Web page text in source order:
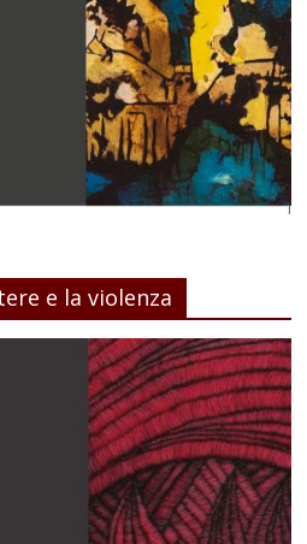
e la violenza